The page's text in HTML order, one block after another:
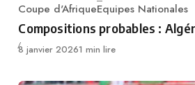
Category
Coupe d'AfriqueEquipes Nationales
Compositions probables :
Publié
8 janvier 20261 min lire